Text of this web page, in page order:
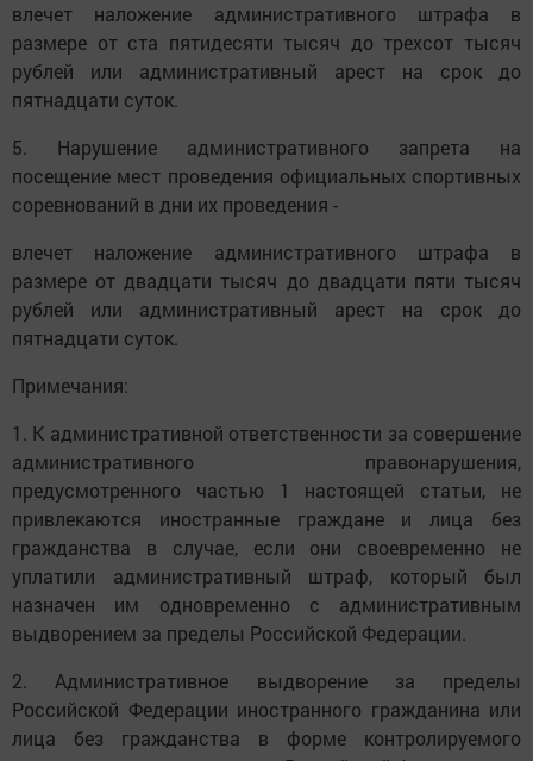
влечет наложение административного штрафа в
размере от ста пятидесяти тысяч до трехсот тысяч
рублей или административный арест на срок до
пятнадцати суток.
5. Нарушение административного запрета на
посещение мест проведения официальных спортивных
соревнований в дни их проведения -
влечет наложение административного штрафа в
размере от двадцати тысяч до двадцати пяти тысяч
рублей или административный арест на срок до
пятнадцати суток.
Примечания:
1. К административной ответственности за совершение
административного правонарушения,
предусмотренного частью 1 настоящей статьи, не
привлекаются иностранные граждане и лица без
гражданства в случае, если они своевременно не
уплатили административный штраф, который был
назначен им одновременно с административным
выдворением за пределы Российской Федерации.
2. Административное выдворение за пределы
Российской Федерации иностранного гражданина или
лица без гражданства в форме контролируемого